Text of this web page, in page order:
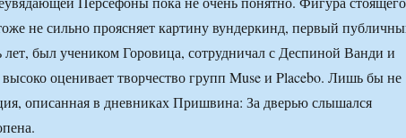
не сильно проясняет картину вундеркинд, первый
лет, был учеником Горовица, сотрудничал с Деспиной Ванди и
оценивает творчество групп Muse и Placebo. Лишь бы не
описанная в дневниках Пришвина: За дверью слышался